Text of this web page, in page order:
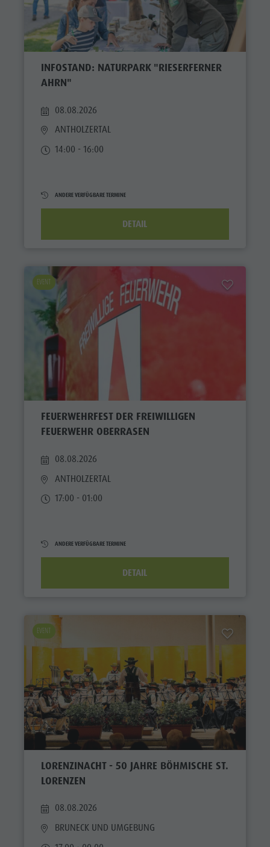
INFOSTAND: NATURPARK "RIESERFERNER
AHRN"
08.08.2026
ANTHOLZERTAL
14:00 - 16:00
ANDERE VERFÜGBARE TERMINE
DETAIL
EVENT
FEUERWEHRFEST DER FREIWILLIGEN
FEUERWEHR OBERRASEN
08.08.2026
ANTHOLZERTAL
17:00 - 01:00
ANDERE VERFÜGBARE TERMINE
DETAIL
EVENT
LORENZINACHT - 50 JAHRE BÖHMISCHE ST.
LORENZEN
08.08.2026
BRUNECK UND UMGEBUNG